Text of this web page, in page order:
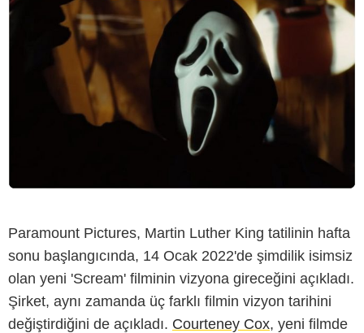
Paramount Pictures, Martin Luther King tatilinin hafta
sonu başlangıcında, 14 Ocak 2022'de şimdilik isimsiz
olan yeni 'Scream' filminin vizyona gireceğini açıkladı.
Şirket, aynı zamanda üç farklı filmin vizyon tarihini
değiştirdiğini de açıkladı. Courteney Cox, yeni filmde